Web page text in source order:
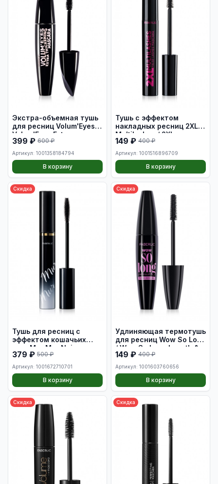
Экстра-объемная тушь
для ресниц Volum'Eyes /
Volum'Eyes Extra
Thickening Mascara
399 ₽ 600 ₽
Артикул: 1001358184794
В корзину
Тушь с эффектом
накладных ресниц 2XL
Multilashes / 2XL
Multilashes False Lashes
Mascara
149 ₽ 400 ₽
Артикул: 1001516896709
В корзину
Скидка
Тушь для ресниц с
эффектом кошачьих
глаз Mur Mur Noir
379 ₽ 500 ₽
Артикул: 1001672710701
В корзину
Скидка
Удлиняющая термотушь
для ресниц Wow So Long
/ Wow So Long Length &
Lift Tubing Mascara
149 ₽ 400 ₽
Артикул: 1001603760656
В корзину
Скидка Скидка